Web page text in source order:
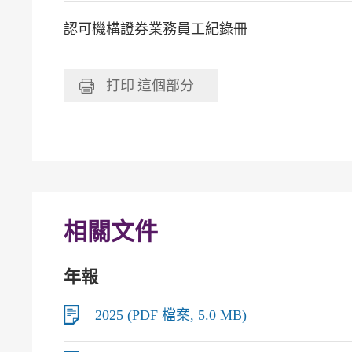
認可機構證券業務員工紀錄冊
打印 這個部分
相關文件
年報
2025 (PDF 檔案, 5.0 MB)